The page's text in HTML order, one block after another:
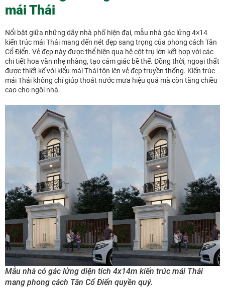
mái Thái
Nổi bật giữa những dãy nhà phố hiện đại, mẫu nhà gác lửng 4×14
kiến trúc mái Thái mang đến nét đẹp sang trọng của phong cách Tân
Cổ Điển. Vẻ đẹp này được thể hiện qua hệ cột trụ lớn kết hợp với các
chi tiết hoa văn nhẹ nhàng, tạo cảm giác bề thế. Đồng thời, ngoại thất
được thiết kế với kiểu mái Thái tôn lên vẻ đẹp truyền thống. Kiến trúc
mái Thái không chỉ giúp thoát nước mưa hiệu quả mà còn tăng chiều
cao cho ngôi nhà.
Mẫu nhà có gác lửng diện tích 4x14m kiến trúc mái Thái
mang phong cách Tân Cổ Điển quyền quý.